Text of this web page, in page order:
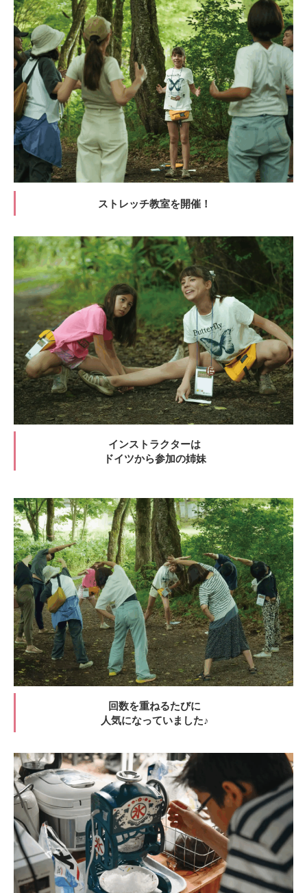
ストレッチ教室を開催！
インストラクターは
ドイツから参加の姉妹
回数を重ねるたびに
人気になっていました♪